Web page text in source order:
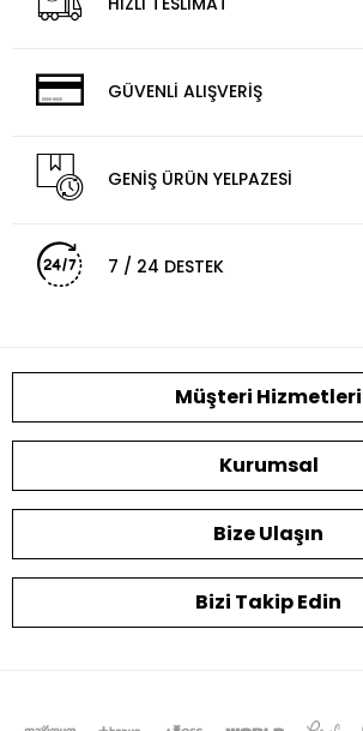
GÜVENLİ ALIŞVERİŞ
GENİŞ ÜRÜN YELPAZESİ
7 / 24 DESTEK
Müşteri Hizmetleri
Kurumsal
Bize Ulaşın
Bizi Takip Edin